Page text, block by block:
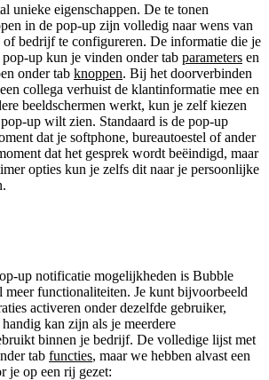
unieke eigenschappen. De te tonen
in de pop-up zijn volledig naar wens van
bedrijf te configureren. De informatie die je
up kun je vinden onder tab parameters en
onder tab knoppen. Bij het doorverbinden
collega verhuist de klantinformatie mee en
beeldschermen werkt, kun je zelf kiezen
up wilt zien. Standaard is de pop-up
dat je softphone, bureautoestel of ander
dat het gesprek wordt beëindigd, maar
opties kun je zelfs dit naar je persoonlijke
up notificatie mogelijkheden is Bubble
meer functionaliteiten. Je kunt bijvoorbeeld
activeren onder dezelfde gebruiker,
kan zijn als je meerdere
binnen je bedrijf. De volledige lijst met
tab functies, maar we hebben alvast een
je op een rij gezet: